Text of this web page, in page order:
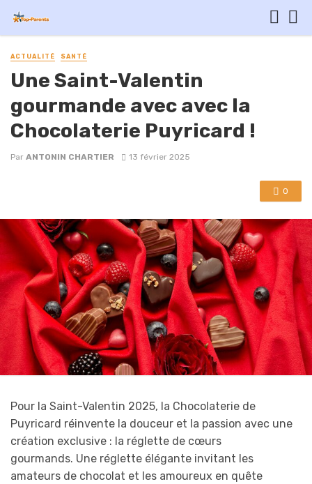
ACTUALITÉ SANTÉ
Une Saint-Valentin
gourmande avec avec la
Chocolaterie Puyricard !
Par ANTONIN CHARTIER 13 février 2025
0
Pour la Saint-Valentin 2025, la Chocolaterie de
Puyricard réinvente la douceur et la passion avec une
création exclusive : la réglette de cœurs
gourmands. Une réglette élégante invitant les
amateurs de chocolat et les amoureux en quête